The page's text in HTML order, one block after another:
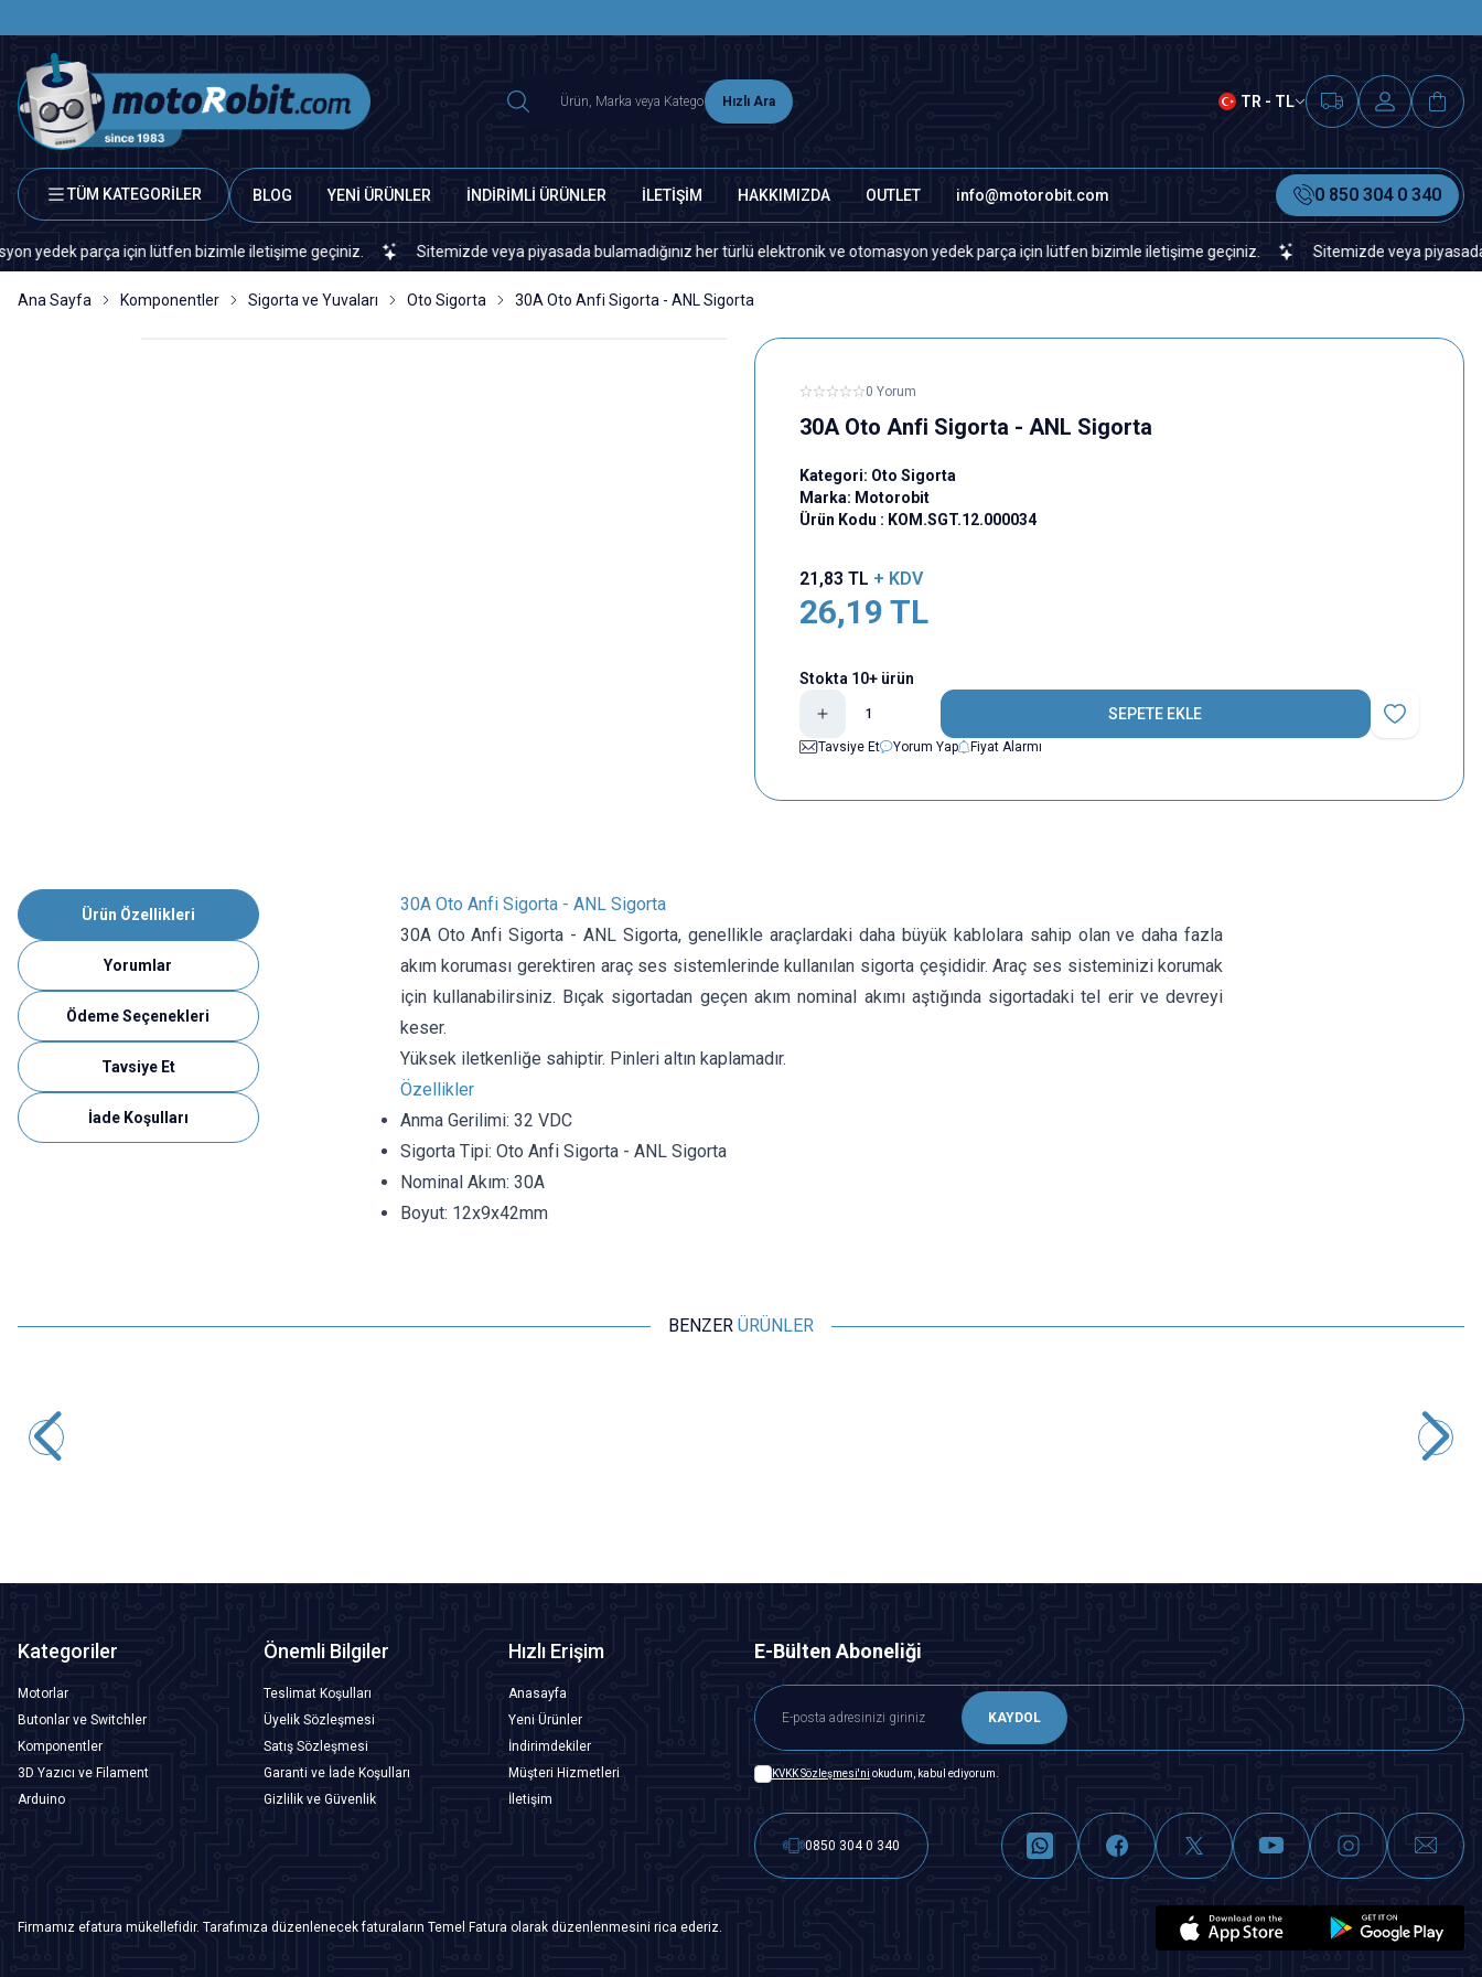
Hızlı Ara TR - TL
TÜM KATEGORİLER BLOG YENİ ÜRÜNLER İNDİRİMLİ ÜRÜNLER İLETİŞİM HAKKIMIZDA OUTLET info@motorobit.com 0 850 304 0 340
parça için lütfen bizimle iletişime geçiniz. Sitemizde veya piyasada bulamadığınız her türlü elektronik ve otomasyon yedek parça için lütfen bizimle iletişime geçiniz. Sitemizde veya piyasada
Ana Sayfa Komponentler Sigorta ve Yuvaları Oto Sigorta 30A Oto Anfi Sigorta - ANL Sigorta
0 Yorum
30A Oto Anfi Sigorta - ANL Sigorta
Kategori: Oto Sigorta
Marka: Motorobit
Ürün Kodu : KOM.SGT.12.000034
21,83 TL + KDV
26,19 TL
Stokta 10+ ürün
SEPETE EKLE
Favoriye Ekle
Tavsiye Et
Yorum Yap Fiyat Alarmı
Ürün Özellikleri
Yorumlar
Ödeme Seçenekleri
Tavsiye Et
İade Koşulları
30A Oto Anfi Sigorta - ANL Sigorta
30A Oto Anfi Sigorta - ANL Sigorta, genellikle araçlardaki daha büyük kablolara sahip olan ve daha fazla
akım koruması gerektiren araç ses sistemlerinde kullanılan sigorta çeşididir. Araç ses sisteminizi korumak
için kullanabilirsiniz. Bıçak sigortadan geçen akım nominal akımı aştığında sigortadaki tel erir ve devreyi
keser.
Yüksek iletkenliğe sahiptir. Pinleri altın kaplamadır.
Özellikler
Anma Gerilimi: 32 VDC
Sigorta Tipi: Oto Anfi Sigorta - ANL Sigorta
Nominal Akım: 30A
Boyut: 12x9x42mm
BENZER ÜRÜNLER
Kategoriler
Motorlar
Butonlar ve Switchler
Komponentler
3D Yazıcı ve Filament
Arduino
Önemli Bilgiler
Teslimat Koşulları
Üyelik Sözleşmesi
Satış Sözleşmesi
Garanti ve İade Koşulları
Gizlilik ve Güvenlik
Hızlı Erişim
Anasayfa
Yeni Ürünler
İndirimdekiler
Müşteri Hizmetleri
İletişim
E-Bülten Aboneliği
KAYDOL
KVKK Sözleşmesi'ni okudum, kabul ediyorum.
0850 304 0 340
Firmamız efatura mükellefidir. Tarafımıza düzenlenecek faturaların Temel Fatura olarak düzenlenmesini rica ederiz.